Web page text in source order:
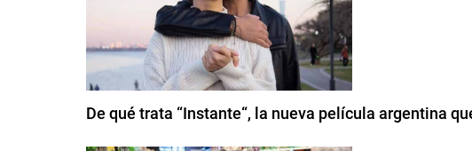
De qué trata “Instante“, la nueva película argentina